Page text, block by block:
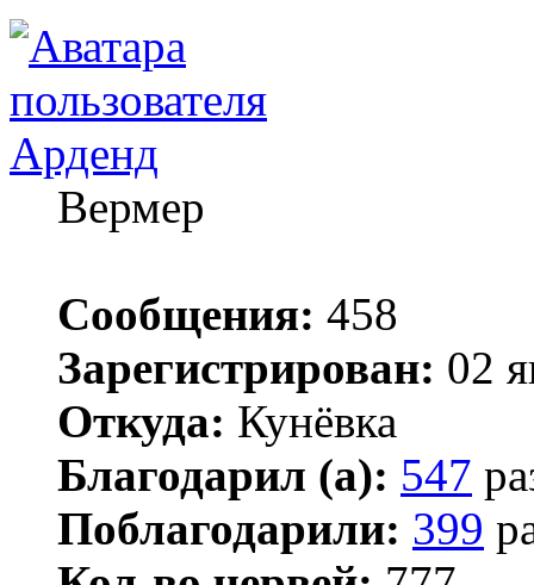
Арденд
Вермер
Сообщения: 458
Зарегистрирован: 02
Откуда: Кунёвка
Благодарил (а): 547
Поблагодарили: 399